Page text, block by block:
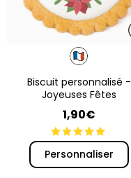
Biscuit personnalisé -
Joyeuses Fêtes
1,90€
Personnaliser